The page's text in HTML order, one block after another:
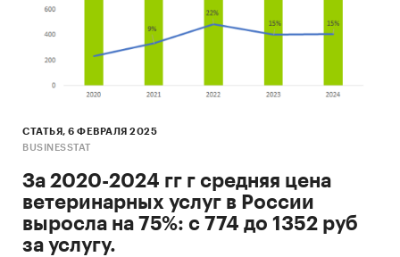
СТАТЬЯ, 6 ФЕВРАЛЯ 2025
BUSINESSTAT
За 2020-2024 гг г средняя цена
ветеринарных услуг в России
выросла на 75%: с 774 до 1352 руб
за услугу.